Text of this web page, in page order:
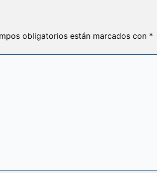
obligatorios están marcados con *